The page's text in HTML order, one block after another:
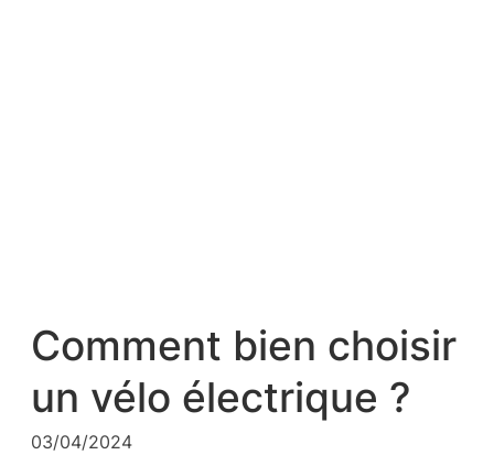
Comment bien choisir
un vélo électrique ?
03/04/2024